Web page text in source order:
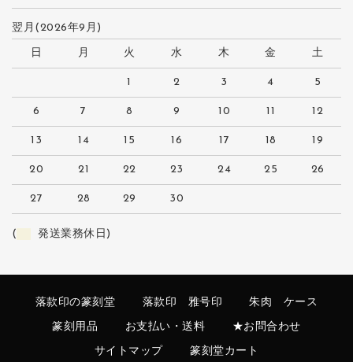
翌月(2026年9月)
日 月 火 水 木 金 土
1 2 3 4 5
6 7 8 9 10 11 12
13 14 15 16 17 18 19
20 21 22 23 24 25 26
27 28 29 30
( 発送業務休日)
落款印の篆刻堂 落款印 雅号印 朱肉 ケース
篆刻用品 お支払い・送料 ★お問合わせ
サイトマップ 篆刻堂カート